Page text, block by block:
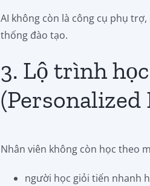
AI không còn là công cụ phụ
thống đào tạo.
3. Lộ trình
Nhân viên không còn học theo
người học giỏi tiến nhanh